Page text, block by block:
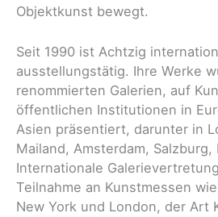
Objektkunst bewegt.
Seit 1990 ist Achtzig
ausstellungstätig. Ihre Werke
renommierten Galerien, auf
öffentlichen Institutionen in
Asien präsentiert, darunter in
Mailand, Amsterdam, Salzburg,
Internationale
Teilnahme an Kunstmessen
New York und London, der Art